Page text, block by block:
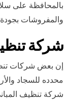
بالمحافظة على
والمفروشات
شركة
إن بعض شركات
محدده للسجاد
شركة تنظيف